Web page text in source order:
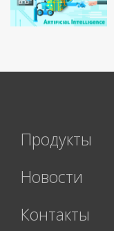
Продукты
Новости
Контакты